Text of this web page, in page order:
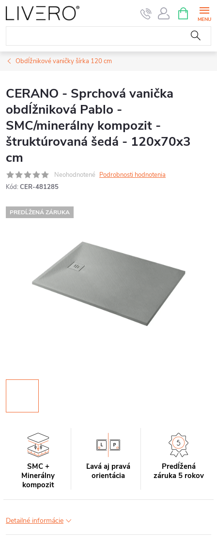
Prejsť
na
obsah
KOŠÍK
Obdĺžnikové vaničky šírka 120 cm
CERANO - Sprchová vanička
obdĺžniková Pablo -
SMC/minerálny kompozit -
štruktúrovaná šedá - 120x70x3
cm
Neohodnotené Podrobnosti hodnotenia
Kód: CER-481285
PREDĹŽENÁ ZÁRUKA
SMC +
Minerálny
kompozit
Ľavá aj pravá
orientácia
Predĺžená
záruka 5 rokov
Detailné informácie